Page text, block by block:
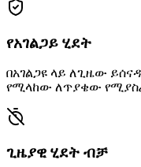
የአገልጋይ ሂደት
በአገልጋዩ ላይ ለጊዜው
የሚላከው ለጥያቄው
ጊዜያዊ ሂደት ብቻ